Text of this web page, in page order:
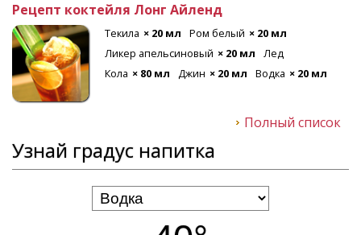
Рецепт коктейля Лонг Айленд
Текила × 20 мл Ром белый × 20 мл
Ликер апельсиновый × 20 мл
Лед
Кола × 80 мл Джин × 20 мл Водка × 20 мл
Полный список
Узнай градус напитка